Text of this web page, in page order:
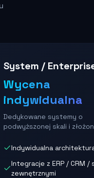
System /
Wycena
indywidualna
Dedykowane systemy o
podwyższonej skali i
Indywidualna
Integracje z ERP / CRM /
zewnętrznymi